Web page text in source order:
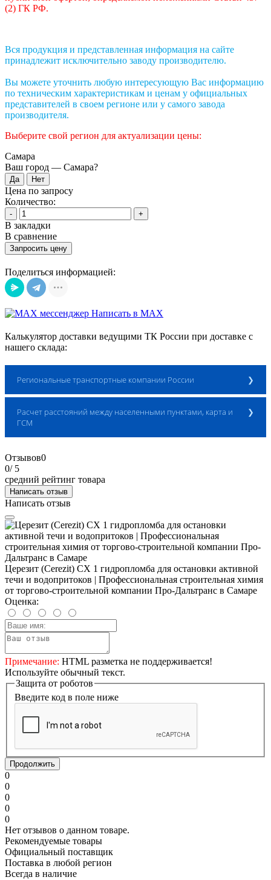
(2) ГК РФ.
Вся продукция и представленная информация на сайте
принадлежит исключительно заводу производителю.
Вы можете уточнить любую интересующую Вас информацию
по техническим характеристикам и ценам у официальных
представителей в своем регионе или у самого завода
производителя.
Выберите свой регион для актуализации цены:
Самара
Ваш город — Самара?
Цена по запросу
Количество:
- +
В закладки
В сравнение
Запросить цену
Поделиться информацией:
Написать в MAX
Калькулятор доставки ведущими ТК России при доставке с
нашего склада:
Региональные транспортные компании России
Расчет доставки ТК ДЕЛОВЫЕ ЛИНИИ
Расчет расстояний между населенными пунктами, карта и
ГСМ
Автодиспетчер.Ру
Отзывов0
0/ 5
средний рейтинг товара
Написать отзыв
Написать отзыв
Церезит (Cerezit) CX 1 гидропломба для остановки активной
течи и водопритоков | Профессиональная строительная химия
от торгово-строительной компании Про-Дальтранс в Самаре
Оценка:
Примечание: HTML разметка не поддерживается!
Используйте обычный текст.
Защита от роботов
Введите код в поле ниже
Продолжить
0
0
0
0
0
Нет отзывов о данном товаре.
Рекомендуемые товары
Официальный поставщик
Поставка в любой регион
Всегда в наличие